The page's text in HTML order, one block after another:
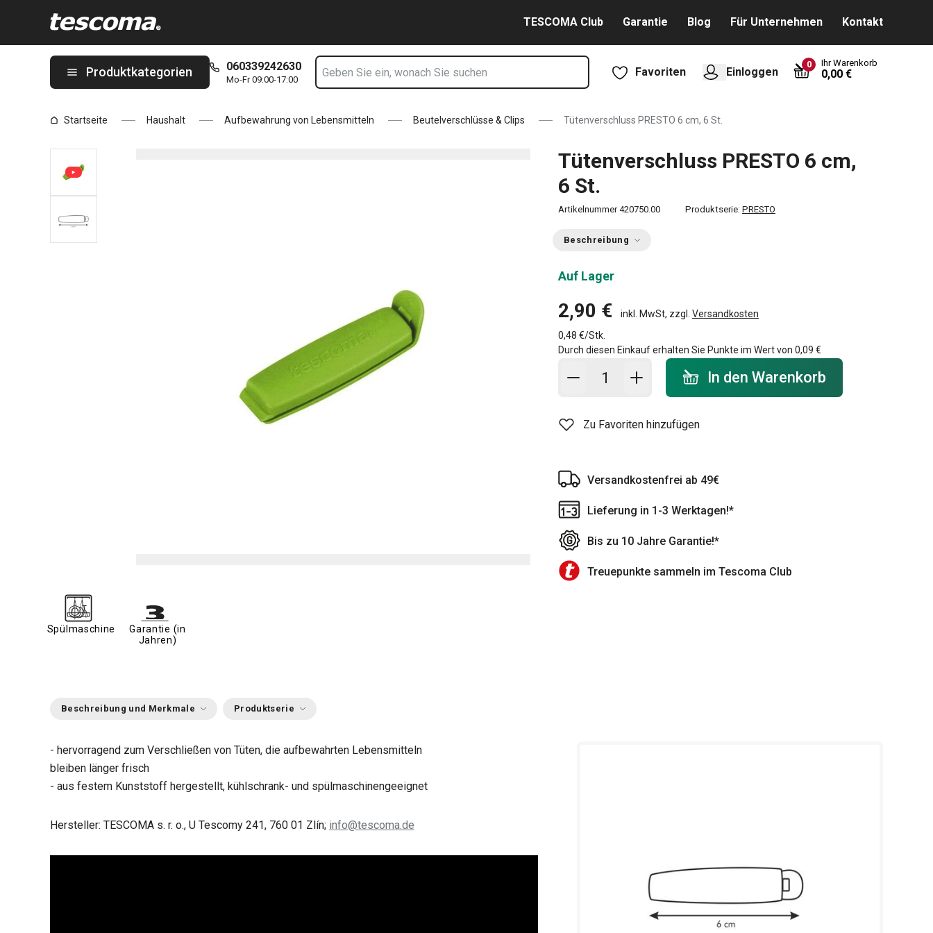
TESCOMA Club Garantie Blog Für Unternehmen Kontakt
Produktkategorien 060339242630
Mo-Fr 09:00-17:00
Favoriten Einloggen
0 Ihr Warenkorb
0,00 €
Startseite Haushalt Aufbewahrung von Lebensmitteln Beutelverschlüsse & Clips Tütenverschluss PRESTO 6 cm, 6 St.
Tütenverschluss PRESTO 6 cm,
6 St.
Artikelnummer 420750.00 Produktserie: PRESTO
Beschreibung
Auf Lager
2,90 € inkl. MwSt, zzgl. Versandkosten
0,48 €/Stk.
Durch diesen Einkauf erhalten Sie Punkte im Wert von 0,09 €
In den Warenkorb - Menge
In den Warenkorb
Zu Favoriten hinzufügen
Versandkostenfrei ab 49€
Lieferung in 1-3 Werktagen!*
Bis zu 10 Jahre Garantie!*
Treuepunkte sammeln im Tescoma Club
Spülmaschine
Garantie (in
Jahren)
Beschreibung und Merkmale Produktserie
- hervorragend zum Verschließen von Tüten, die aufbewahrten Lebensmitteln
bleiben länger frisch
- aus festem Kunststoff hergestellt, kühlschrank- und spülmaschinengeeignet
Hersteller: TESCOMA s. r. o., U Tescomy 241, 760 01 Zlín; info@tescoma.de